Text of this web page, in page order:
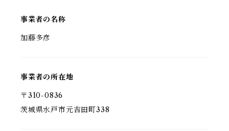
事業者の名称
加藤多彦
事業者の所在地
〒310-0836
茨城県水戸市元吉田町338